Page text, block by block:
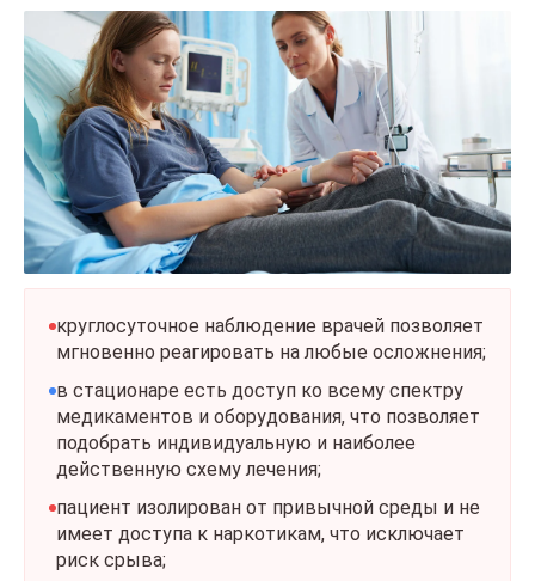
круглосуточное наблюдение врачей позволяет
мгновенно реагировать на любые осложнения;
в стационаре есть доступ ко всему спектру
медикаментов и оборудования, что позволяет
подобрать индивидуальную и наиболее
действенную схему лечения;
пациент изолирован от привычной среды и не
имеет доступа к наркотикам, что исключает
риск срыва;